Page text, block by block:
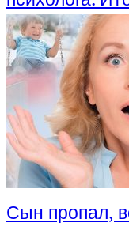
Сын пропал,